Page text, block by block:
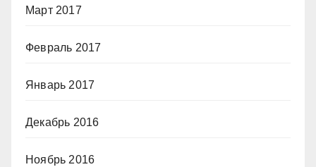
Март 2017
Февраль 2017
Январь 2017
Декабрь 2016
Ноябрь 2016